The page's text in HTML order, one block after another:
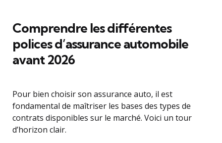
Comprendre les différentes
polices d’assurance automobile
avant 2026
Pour bien choisir son assurance auto, il est
fondamental de maîtriser les bases des types de
contrats disponibles sur le marché. Voici un tour
d’horizon clair.